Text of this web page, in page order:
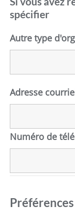
spécifier
Autre type
Adresse
Numéro de